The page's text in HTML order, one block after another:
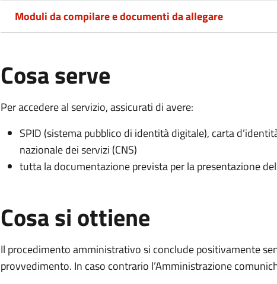
Moduli da compilare e documenti da allegare
Cosa serve
Per accedere al servizio, assicurati di avere:
SPID (sistema pubblico di identità digitale), carta
nazionale dei servizi (CNS)
tutta la documentazione prevista per la presentazione
Cosa si ottiene
Il procedimento amministrativo si conclude positivamente
provvedimento. In caso contrario l’Amministrazione